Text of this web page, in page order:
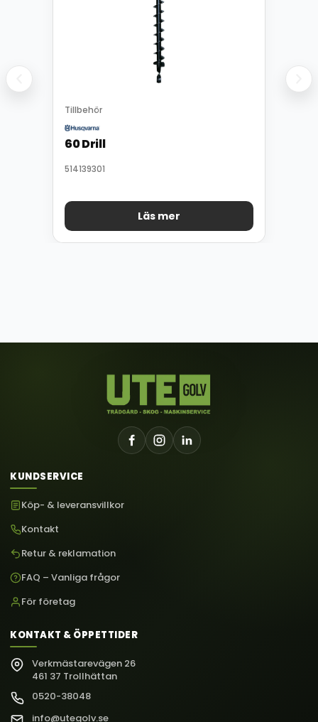
Tillbehör
60 Drill
514139301
Läs mer
KUNDSERVICE
Köp- & leveransvillkor
Kontakt
Retur & reklamation
FAQ – Vanliga frågor
För företag
KONTAKT & ÖPPETTIDER
Verkmästarevägen 26
461 37 Trollhättan
0520-38048
info@utegolv.se